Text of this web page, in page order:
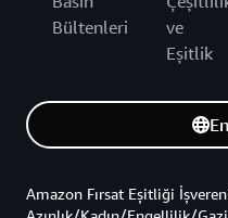
Bültenleri
ve
Eşitlik
Amazon Fırsat Eşitliği